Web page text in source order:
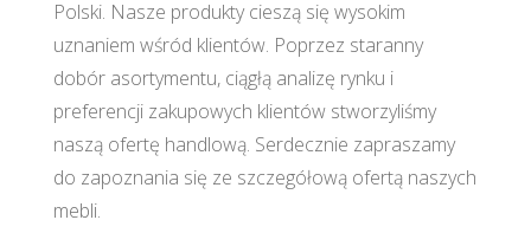
Polski. Nasze produkty cieszą się wysokim
uznaniem wśród klientów. Poprzez staranny
dobór asortymentu, ciągłą analizę rynku i
preferencji zakupowych klientów stworzyliśmy
naszą ofertę handlową. Serdecznie zapraszamy
do zapoznania się ze szczegółową ofertą naszych
mebli.